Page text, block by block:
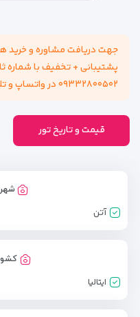
جهت دریافت مشاوره و خرید
۰۹۳۳۲۸۰۰۵۰۲ در واتساپ و تلگرام در ارتباط باشید.
قیمت و تاریخ تور
آتن
ایتالیا